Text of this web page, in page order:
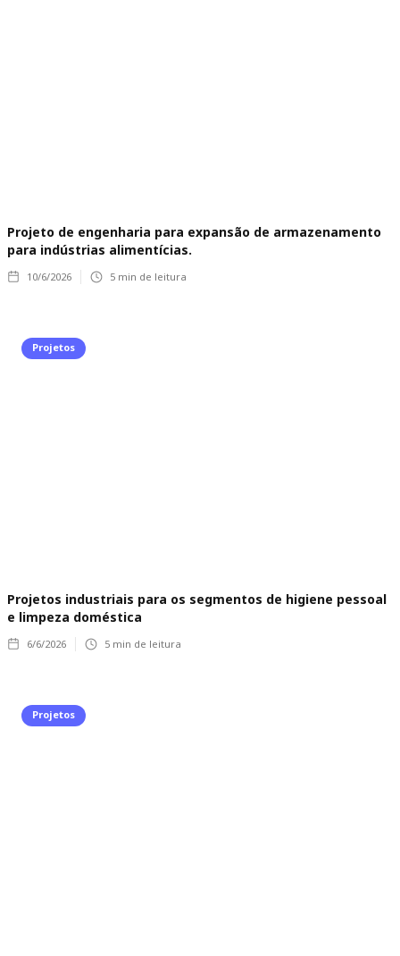
Projeto de engenharia para expansão de armazenamento
para indústrias alimentícias.
10/6/2026 5 min de leitura
Projetos
Projetos industriais para os segmentos de higiene pessoal
e limpeza doméstica
6/6/2026 5 min de leitura
Projetos